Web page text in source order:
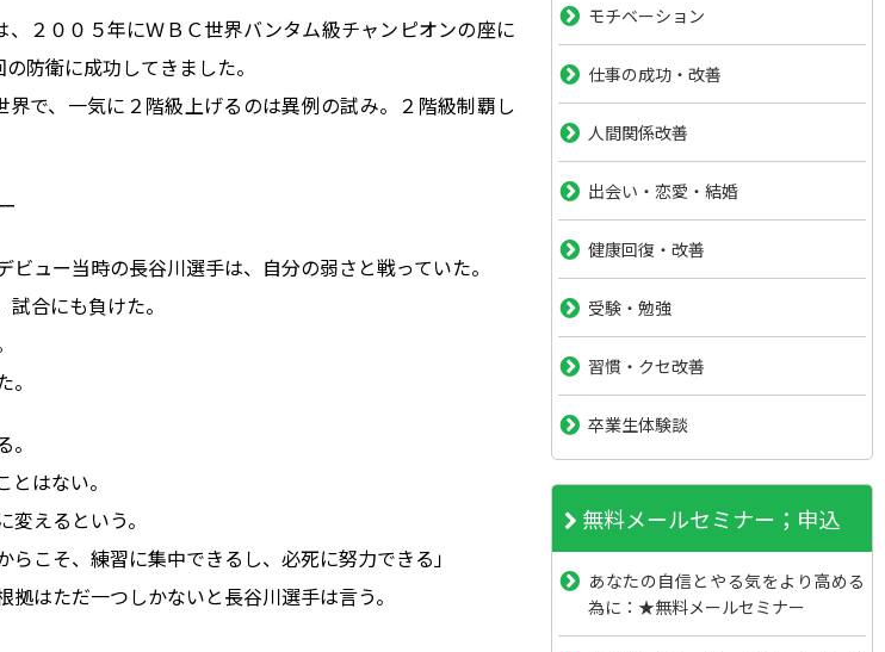
、２００５年にＷＢＣ世界バンタム級チャンピオンの座に
防衛に成功してきました。
界で、一気に２階級上げるのは異例の試み。２階級制覇し
ュー当時の長谷川選手は、自分の弱さと戦っていた。
合にも負けた。
はない。
えるという。
らこそ、練習に集中できるし、必死に努力できる」
はただ一つしかないと長谷川選手は言う。
モチベーション
仕事の成功・改善
人間関係改善
出会い・恋愛・結婚
健康回復・改善
受験・勉強
習慣・クセ改善
卒業生体験談
無料メールセミナー；申込
あなたの自信とやる気をより高める
為に：★無料メールセミナー